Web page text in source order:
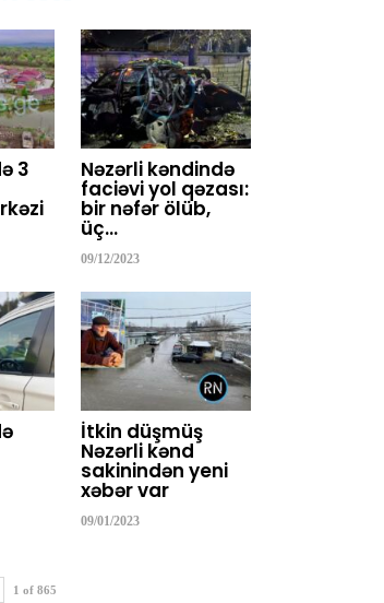
3 Nəzərli kəndində
faciəvi yol qəzası:
bir nəfər ölüb,
üç…
09/12/2023
İtkin düşmüş
Nəzərli kənd
sakinindən yeni
xəbər var
09/01/2023
1 of 865